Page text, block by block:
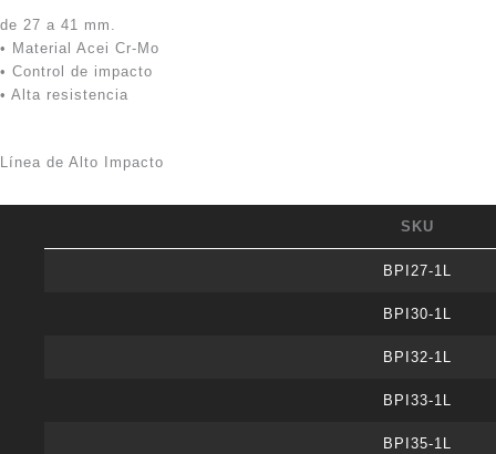
de 27 a 41 mm.
• Material Acei Cr-Mo
• Control de impacto
• Alta resistencia
Línea de Alto Impacto
SKU
BPI27-1L
BPI30-1L
BPI32-1L
BPI33-1L
BPI35-1L